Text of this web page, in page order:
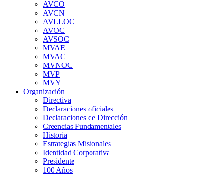
AVCO
AVCN
AVLLOC
AVOC
AVSOC
MVAE
MVAC
MVNOC
MVP
MVY
Organización
Directiva
Declaraciones oficiales
Declaraciones de Dirección
Creencias Fundamentales
Historia
Estrategias Misionales
Identidad Corporativa
Presidente
100 Años